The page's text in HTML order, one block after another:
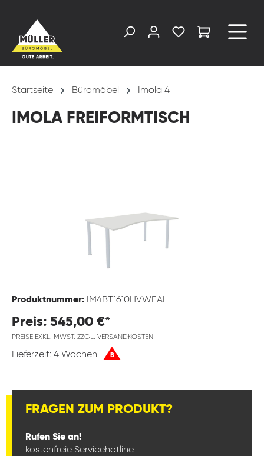
Startseite Büromöbel Imola 4
IMOLA FREIFORMTISCH
Produktnummer: IM4BT1610HVWEAL
Preis: 545,00 €*
PREISE EXKL. MWST. ZZGL. VERSANDKOSTEN
Lieferzeit: 4 Wochen B
FRAGEN ZUM PRODUKT?
Rufen Sie an!
kostenfreie Servicehotline